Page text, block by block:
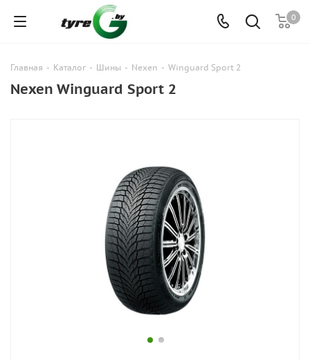
0
Главная - Каталог - Шины - Nexen - Winguard Sport 2
Nexen Winguard Sport 2